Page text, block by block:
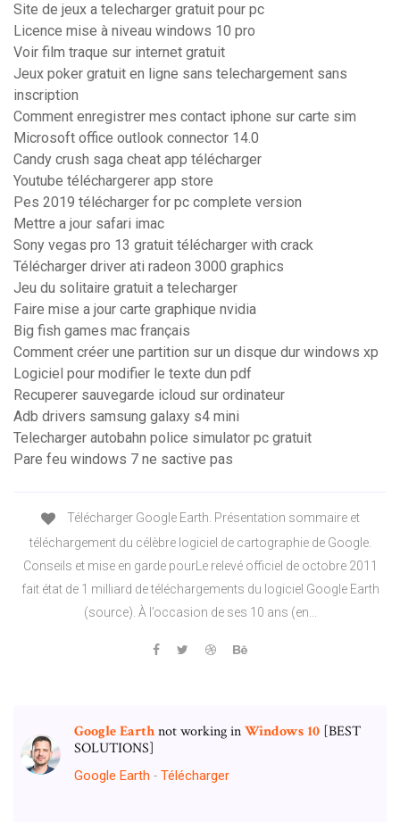
Site de jeux a telecharger gratuit pour pc
Licence mise à niveau windows 10 pro
Voir film traque sur internet gratuit
Jeux poker gratuit en ligne sans telechargement sans
inscription
Comment enregistrer mes contact iphone sur carte sim
Microsoft office outlook connector 14.0
Candy crush saga cheat app télécharger
Youtube téléchargerer app store
Pes 2019 télécharger for pc complete version
Mettre a jour safari imac
Sony vegas pro 13 gratuit télécharger with crack
Télécharger driver ati radeon 3000 graphics
Jeu du solitaire gratuit a telecharger
Faire mise a jour carte graphique nvidia
Big fish games mac français
Comment créer une partition sur un disque dur windows xp
Logiciel pour modifier le texte dun pdf
Recuperer sauvegarde icloud sur ordinateur
Adb drivers samsung galaxy s4 mini
Telecharger autobahn police simulator pc gratuit
Pare feu windows 7 ne sactive pas
Télécharger Google Earth. Présentation sommaire et
téléchargement du célèbre logiciel de cartographie de Google.
Conseils et mise en garde pourLe relevé officiel de octobre 2011
fait état de 1 milliard de téléchargements du logiciel Google Earth
(source). À l’occasion de ses 10 ans (en...
GoogleEarthnot working inWindows10 [BEST
SOLUTIONS]
Google Earth - Télécharger